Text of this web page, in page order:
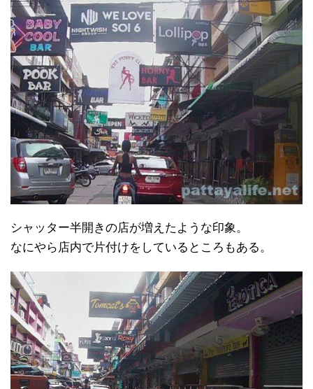
シャッター半開きの店が増えたような印象。
なにやら店内で片付けをしているところもある。